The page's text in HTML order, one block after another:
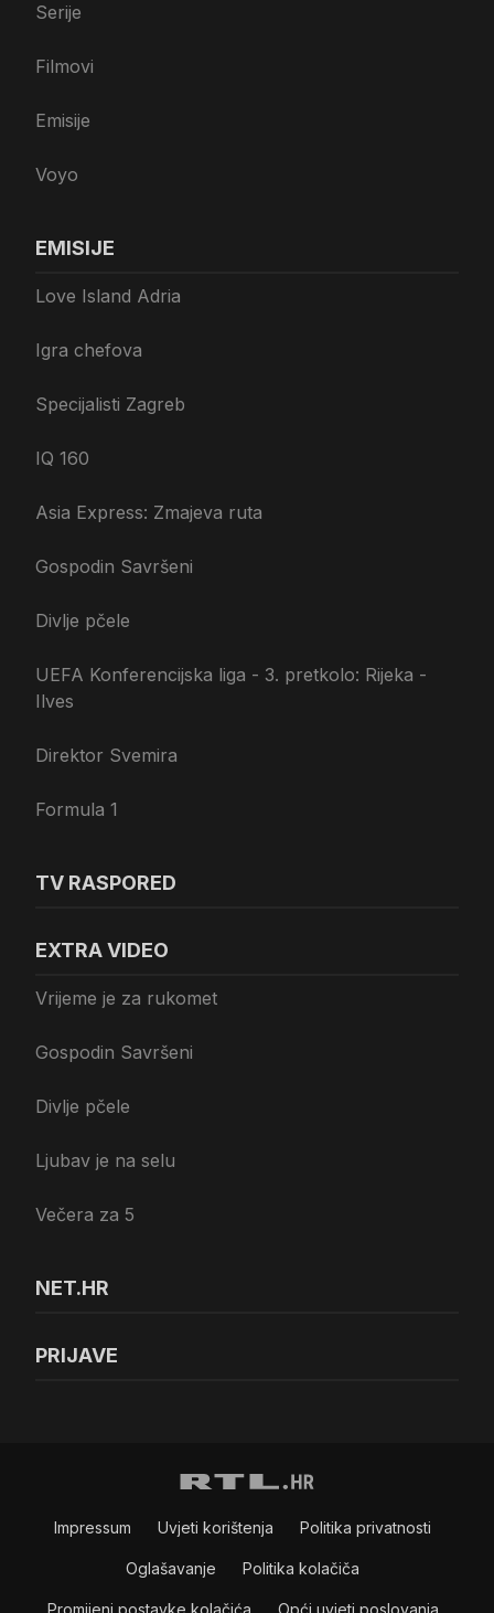
Serije
Filmovi
Emisije
Voyo
EMISIJE
Love Island Adria
Igra chefova
Specijalisti Zagreb
IQ 160
Asia Express: Zmajeva ruta
Gospodin Savršeni
Divlje pčele
UEFA Konferencijska liga - 3. pretkolo: Rijeka -
Ilves
Direktor Svemira
Formula 1
TV RASPORED
EXTRA VIDEO
Vrijeme je za rukomet
Gospodin Savršeni
Divlje pčele
Ljubav je na selu
Večera za 5
NET.HR
PRIJAVE
Impressum Uvjeti korištenja Politika privatnosti
Oglašavanje Politika kolačiča
Promijeni postavke kolačića Opći uvjeti poslovanja